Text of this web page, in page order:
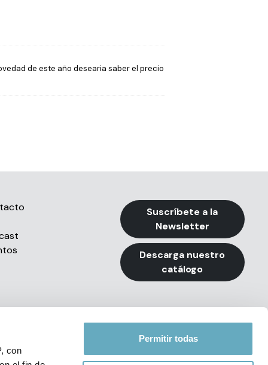
con
Permitir todas
de este año desearia saber el precio
Suscríbete a la
Newsletter
Descarga nuestro
catálogo